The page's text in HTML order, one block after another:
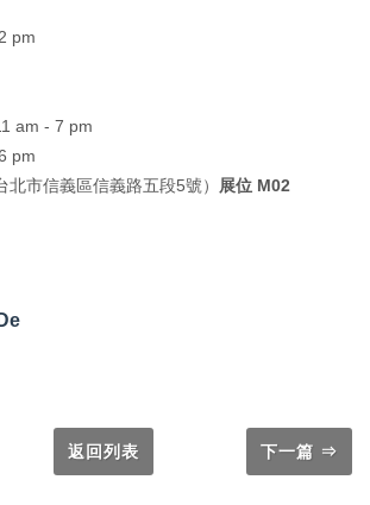
pm
am - 7 pm
pm
北市信義區信義路五段5號） 展位 M02
返回列表 下一篇 ⇒